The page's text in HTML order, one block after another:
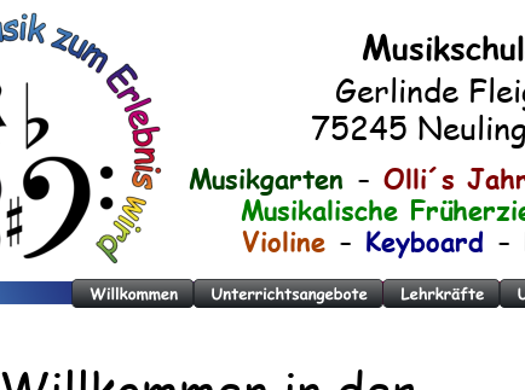
Musikgarten - Olli´s
Musikalische
Violine - Keyboard -
M
Gerlinde
75245